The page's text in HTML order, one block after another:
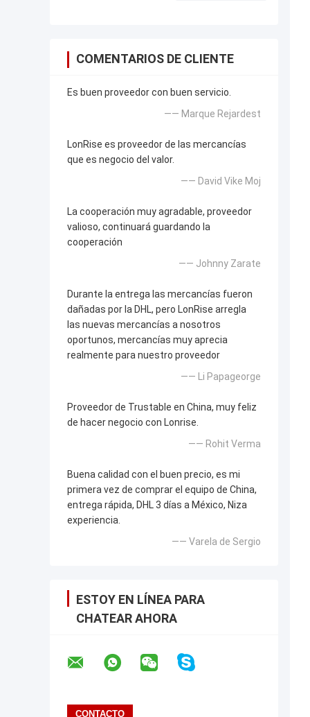
COMENTARIOS DE CLIENTE
Es buen proveedor con buen servicio.
—— Marque Rejardest
LonRise es proveedor de las mercancías
que es negocio del valor.
—— David Vike Moj
La cooperación muy agradable, proveedor
valioso, continuará guardando la
cooperación
—— Johnny Zarate
Durante la entrega las mercancías fueron
dañadas por la DHL, pero LonRise arregla
las nuevas mercancías a nosotros
oportunos, mercancías muy aprecia
realmente para nuestro proveedor
—— Li Papageorge
Proveedor de Trustable en China, muy feliz
de hacer negocio con Lonrise.
—— Rohit Verma
Buena calidad con el buen precio, es mi
primera vez de comprar el equipo de China,
entrega rápida, DHL 3 días a México, Niza
experiencia.
—— Varela de Sergio
ESTOY EN LÍNEA PARA
CHATEAR AHORA